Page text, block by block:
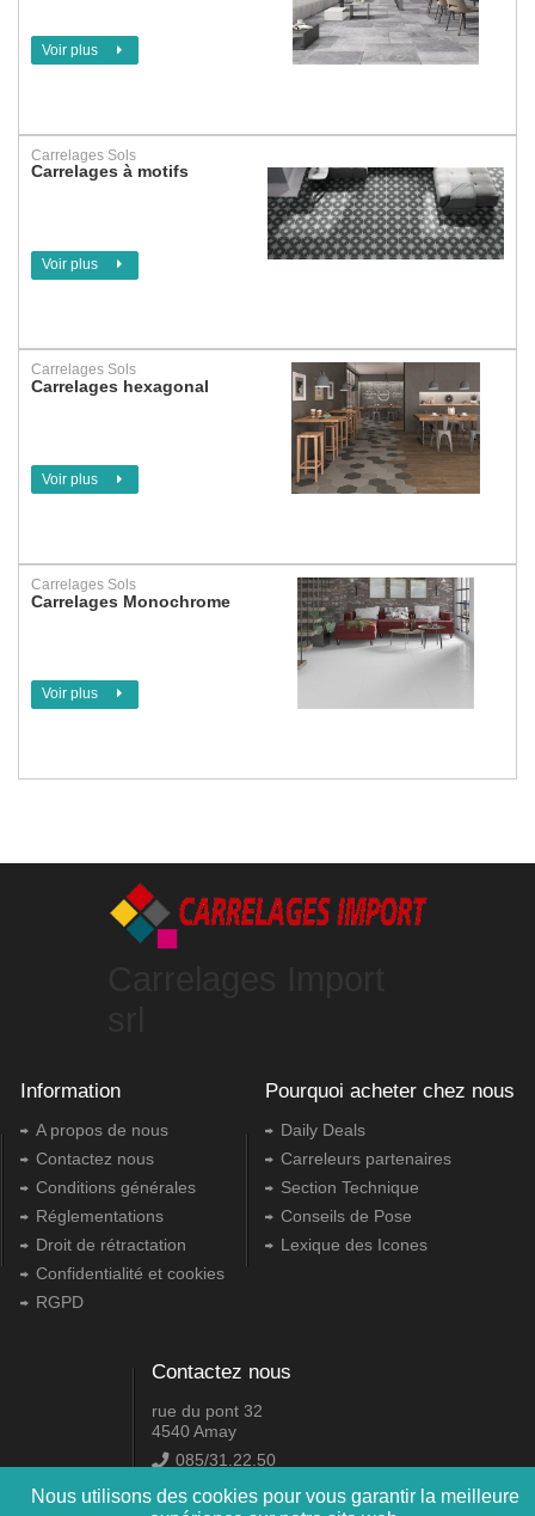
Nous utilisons des cookies pour vous garantir la meilleure
Voir plus
Carrelages Sols
Carrelages à motifs
Voir plus
Carrelages Sols
Carrelages hexagonal
Voir plus
Carrelages Sols
Carrelages Monochrome
Voir plus
Information
A propos de nous
Contactez nous
Conditions générales
Réglementations
Droit de rétractation
Confidentialité et cookies
RGPD
Pourquoi acheter chez nous
Daily Deals
Carreleurs partenaires
Section Technique
Conseils de Pose
Lexique des Icones
Contactez nous
rue du pont 32
4540 Amay
085/31.22.50
info@carrelagesimport.com